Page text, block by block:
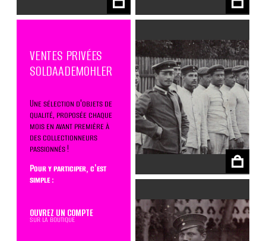
VENTES PRIVÉES
SOLDAADEMOHLER
Une sélection d'objets de
qualité, proposée chaque
mois en avant première à
des collectionneurs
passionnés !
Pour y participer, c'est
simple :
OUVREZ UN COMPTE
sur la boutique
€